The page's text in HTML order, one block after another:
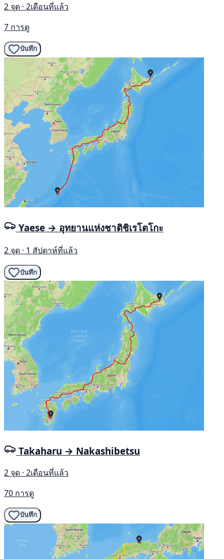
2 จุด · 2เดือนที่แล้ว
7 การดู
บันทึก
Yaese → อุทยานแห่งชาติชิเรโตโกะ
2 จุด · 1 สัปดาห์ที่แล้ว
บันทึก
Takaharu → Nakashibetsu
2 จุด · 2เดือนที่แล้ว
70 การดู
บันทึก